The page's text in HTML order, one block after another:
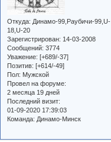
Откуда: Динамо-99,Раубичи-99,U-
18,U-20
Зарегистрирован: 14-03-2008
Сообщений: 3774
Уважение: [+689/-37]
Позитив: [+614/-49]
Пол: Мужской
Провел на форуме:
2 месяца 19 дней
Последний визит:
01-09-2020 17:39:03
Команда: Динамо-Минск